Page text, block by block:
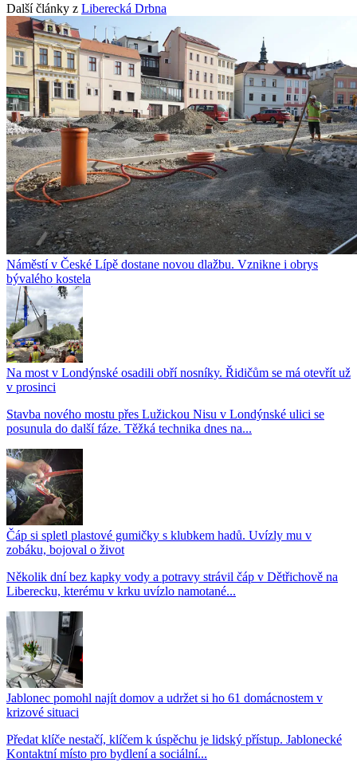
Další články z Liberecká Drbna
Náměstí v České Lípě dostane novou dlažbu. Vznikne i obrys
bývalého kostela
Na most v Londýnské osadili obří nosníky. Řidičům se má otevřít už
v prosinci
Stavba nového mostu přes Lužickou Nisu v Londýnské ulici se
posunula do další fáze. Těžká technika dnes na...
Čáp si spletl plastové gumičky s klubkem hadů. Uvízly mu v
zobáku, bojoval o život
Několik dní bez kapky vody a potravy strávil čáp v Dětřichově na
Liberecku, kterému v krku uvízlo namotané...
Jablonec pomohl najít domov a udržet si ho 61 domácnostem v
krizové situaci
Předat klíče nestačí, klíčem k úspěchu je lidský přístup. Jablonecké
Kontaktní místo pro bydlení a sociální...